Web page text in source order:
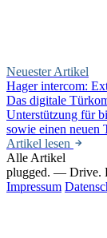
Neuester Artikel
Hager intercom:
Das digitale
Unterstützung für
sowie einen neuen
Artikel lesen
Alle Artikel
plugged. — Drive.
Impressum